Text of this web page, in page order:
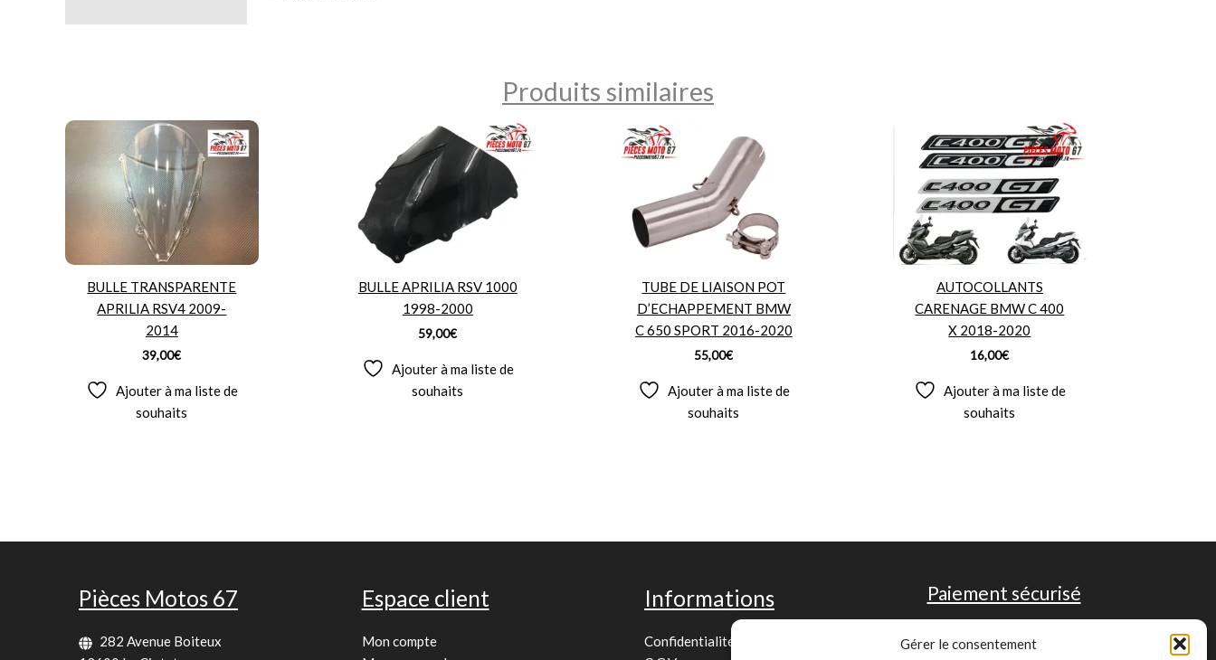
Gérer le consentement
Produits similaires
BULLE TRANSPARENTE
APRILIA RSV4 2009-
2014
39,00€
Ajouter à ma liste de
souhaits
BULLE APRILIA RSV 1000
1998-2000
59,00€
Ajouter à ma liste de
souhaits
TUBE DE LIAISON POT
D’ECHAPPEMENT BMW
C 650 SPORT 2016-2020
55,00€
Ajouter à ma liste de
souhaits
AUTOCOLLANTS
CARENAGE BMW C 400
X 2018-2020
16,00€
Ajouter à ma liste de
souhaits
Pièces Motos 67
282 Avenue Boiteux
Espace client
Mon compte
Informations
Confidentialité
Paiement sécurisé